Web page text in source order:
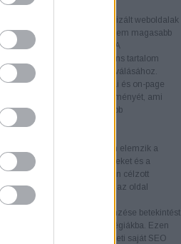
Az optimalizált weboldalak
több látogatót vonzanak, hanem magasabb
arányt is eredményeznek. A
kialakítás és a releváns tartalom
a látogatók vásárlókká válásához.
élmény
A technikai és on-page
a weboldal felhasználói élményét, ami
látogatási időt és alacsonyabb
arányt eredményez.
Az SEO-auditok átfogóan elemzik a
állapotát, feltárva az erősségeket és a
területeket. Az auditok alapján célzott
végezhet, amelyek növelik az oldal
A versenytársak elemzése betekintést
trendekbe és sikeres stratégiákba. Ezen
felhasználásával fejlesztheti saját SEO